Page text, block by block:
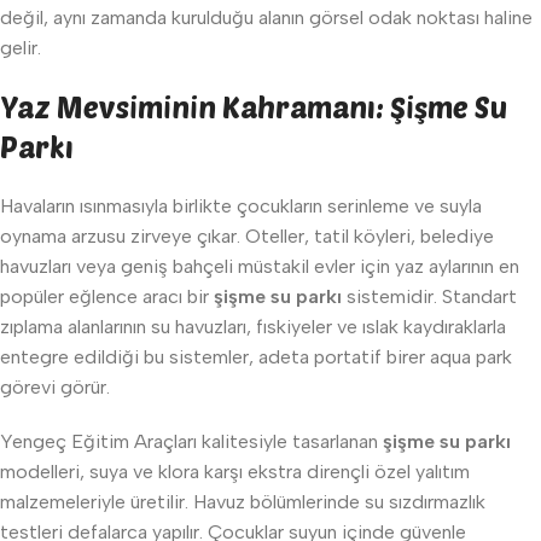
değil, aynı zamanda kurulduğu alanın görsel odak noktası haline
gelir.
Yaz Mevsiminin Kahramanı: Şişme Su
Parkı
Havaların ısınmasıyla birlikte çocukların serinleme ve suyla
oynama arzusu zirveye çıkar. Oteller, tatil köyleri, belediye
havuzları veya geniş bahçeli müstakil evler için yaz aylarının en
popüler eğlence aracı bir şişme su parkı sistemidir. Standart
zıplama alanlarının su havuzları, fıskiyeler ve ıslak kaydıraklarla
entegre edildiği bu sistemler, adeta portatif birer aqua park
görevi görür.
Yengeç Eğitim Araçları kalitesiyle tasarlanan şişme su parkı
modelleri, suya ve klora karşı ekstra dirençli özel yalıtım
malzemeleriyle üretilir. Havuz bölümlerinde su sızdırmazlık
testleri defalarca yapılır. Çocuklar suyun içinde güvenle